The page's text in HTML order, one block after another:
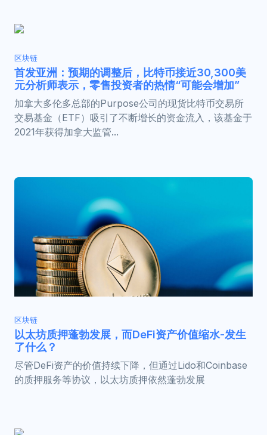
区块链
首发亚洲：预期的调整后，比特币接近30,300美
元分析师表示，零售投资者的热情“可能会增加”
加拿大多伦多总部的Purpose公司的现货比特币交易所
交易基金（ETF）吸引了不断增长的资金流入，该基金于
2021年获得加拿大监管...
区块链
以太坊质押蓬勃发展，而DeFi资产价值缩水-发生
了什么？
尽管DeFi资产的价值持续下降，但通过Lido和Coinbase
的质押服务等协议，以太坊质押依然蓬勃发展